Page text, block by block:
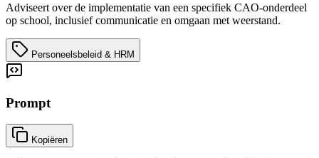
Adviseert over de implementatie van een specifiek CAO-onderdeel
op school, inclusief communicatie en omgaan met weerstand.
Personeelsbeleid & HRM
Prompt
Kopiëren